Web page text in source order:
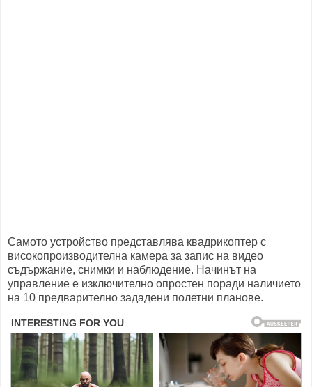
Самото устройство представлява квадрикоптер с
високопроизводителна камера за запис на видео
съдържание, снимки и наблюдение. Начинът на
управление е изключително опростен поради наличието
на 10 предварително зададени полетни планове.